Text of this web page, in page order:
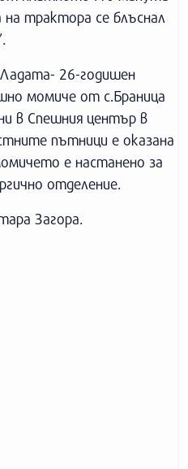
трактора се блъснал
26-годишен
момиче от с.Браница
в Спешния център в
пътници е оказана
е настанено за
отделение.
Загора.